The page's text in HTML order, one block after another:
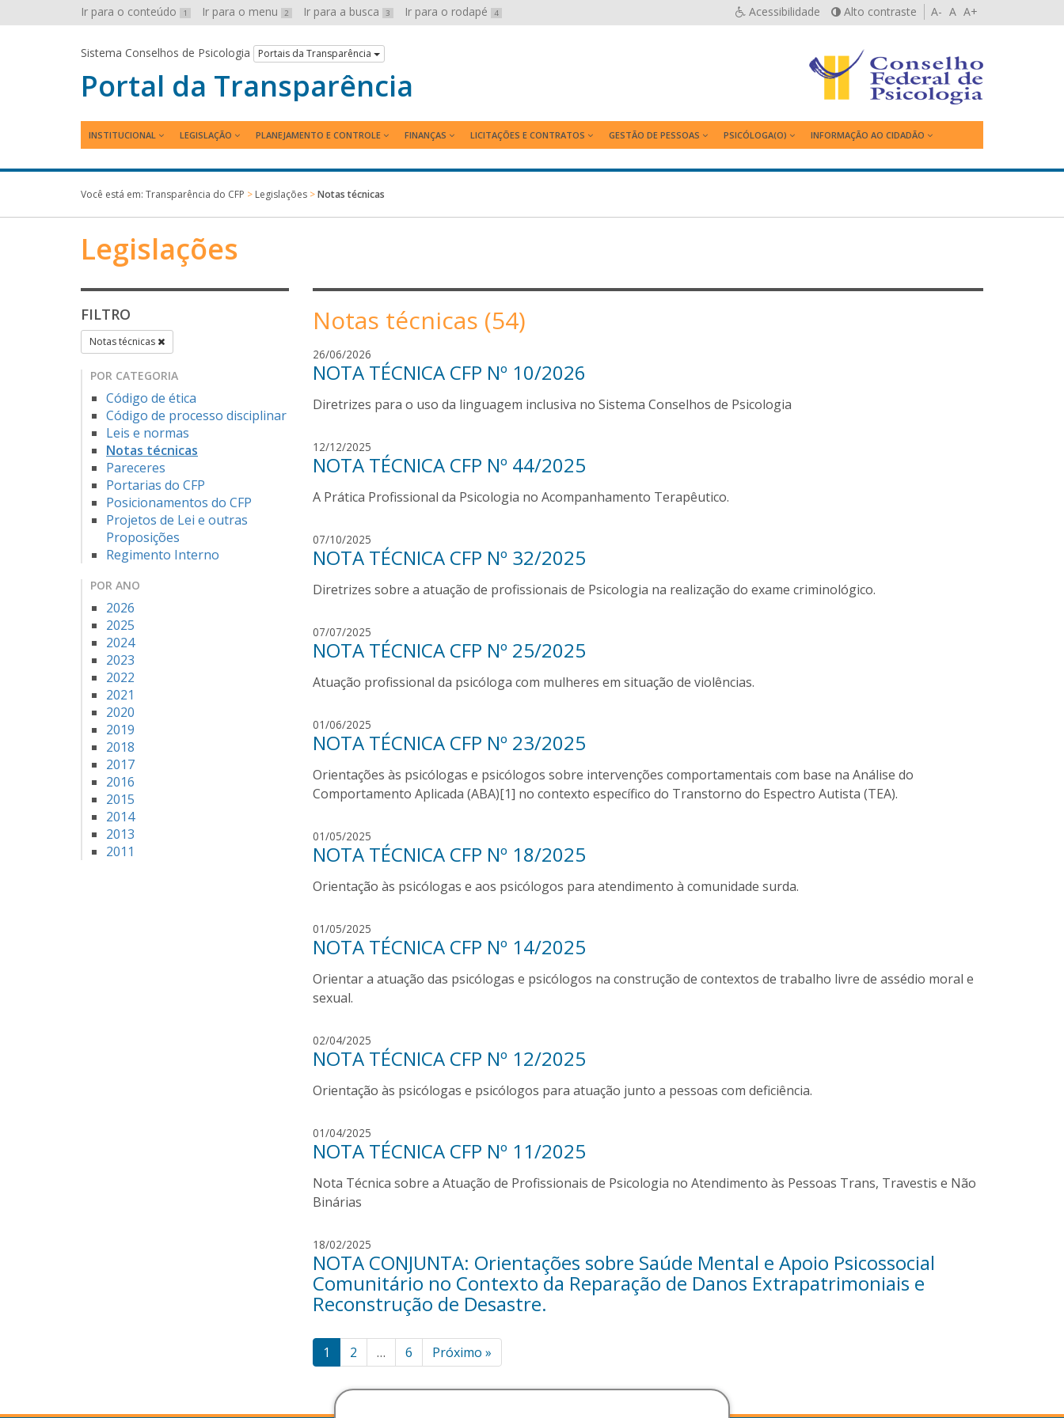
Ir para o conteúdo 1 Ir para o menu 2 Ir para a busca 3 Ir para o rodapé 4 Acessibilidade Alto contraste A- A A+
Sistema Conselhos de Psicologia Portais da Transparência
Portal da Transparência
INSTITUCIONAL LEGISLAÇÃO PLANEJAMENTO E CONTROLE FINANÇAS LICITAÇÕES E CONTRATOS GESTÃO DE PESSOAS PSICÓLOGA(O) INFORMAÇÃO AO CIDADÃO
Você está em: Transparência do CFP > Legislações >Notas técnicas
Legislações
FILTRO
Notas técnicas
POR CATEGORIA
Código de ética
Código de processo disciplinar
Leis e normas
Notas técnicas
Pareceres
Portarias do CFP
Posicionamentos do CFP
Projetos de Lei e outras
Proposições
Regimento Interno
POR ANO
2026
2025
2024
2023
2022
2021
2020
2019
2018
2017
2016
2015
2014
2013
2011
Notas técnicas (54)
26/06/2026L
i
s
n
e
R
a
e
NOTA TÉCNICA CFP Nº 10/2026
Diretrizes para o uso da linguagem inclusiva no Sistema Conselhos de Psicologia
12/12/2025l
u
z
a
l
m
e
a
NOTA TÉCNICA CFP Nº 44/2025
A Prática Profissional da Psicologia no Acompanhamento Terapêutico.
07/10/2025l
u
z
a
l
m
e
a
NOTA TÉCNICA CFP Nº 32/2025
Diretrizes sobre a atuação de profissionais de Psicologia na realização do exame criminológico.
07/07/2025l
u
z
a
l
m
e
i
NOTA TÉCNICA CFP Nº 25/2025
Atuação profissional da psicóloga com mulheres em situação de violências.
01/06/2025l
u
z
a
m
e
i
NOTA TÉCNICA CFP Nº 23/2025
Orientações às psicólogas e psicólogos sobre intervenções comportamentais com base na Análise do
Comportamento Aplicada (ABA)[1] no contexto específico do Transtorno do Espectro Autista (TEA).
01/05/2025n
i
a
e
u
s
NOTA TÉCNICA CFP Nº 18/2025
Orientação às psicólogas e aos psicólogos para atendimento à comunidade surda.
01/05/2025n
i
a
s
NOTA TÉCNICA CFP Nº 14/2025
Orientar a atuação das psicólogas e psicólogos na construção de contextos de trabalho livre de assédio moral e
sexual.
02/04/2025l
u
z
a
l
m
e
NOTA TÉCNICA CFP Nº 12/2025
Orientação às psicólogas e psicólogos para atuação junto a pessoas com deficiência.
01/04/2025l
u
z
m
e
i
d
NOTA TÉCNICA CFP Nº 11/2025
Nota Técnica sobre a Atuação de Profissionais de Psicologia no Atendimento às Pessoas Trans, Travestis e Não
Binárias
18/02/2025l
u
i
z
a
m
NOTA CONJUNTA: Orientações sobre Saúde Mental e Apoio Psicossocial
Comunitário no Contexto da Reparação de Danos Extrapatrimoniais e
Reconstrução de Desastre.
Paginação
de
posts
1 2 … 6 Próximo »